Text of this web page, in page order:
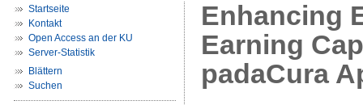
Startseite
Kontakt
Open Access an der KU
Server-Statistik
Blättern
Suchen
Enhancing
Earning
padaCura